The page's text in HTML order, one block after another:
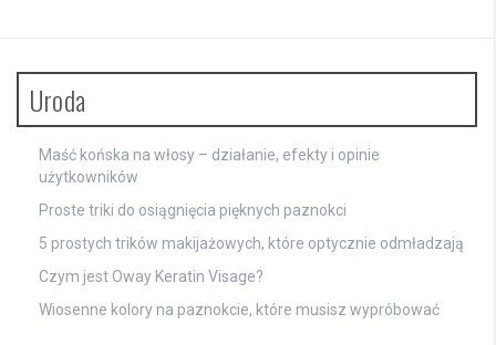
Uroda
Maść końska na włosy – działanie, efekty i opinie
użytkowników
Proste triki do osiągnięcia pięknych paznokci
5 prostych trików makijażowych, które optycznie odmładzają
Czym jest Oway Keratin Visage?
Wiosenne kolory na paznokcie, które musisz wypróbować